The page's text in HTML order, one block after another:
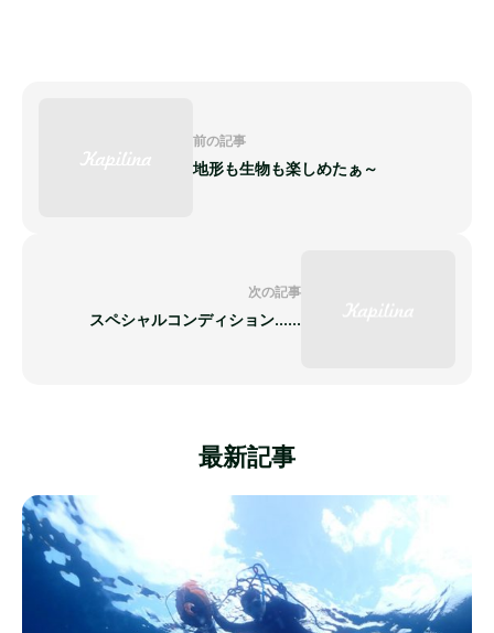
前の記事
地形も生物も楽しめたぁ～
次の記事
スペシャルコンディション......
最新記事